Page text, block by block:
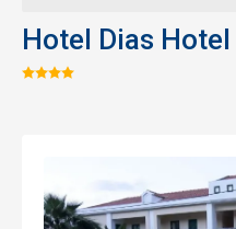
Hotel Dias
Hodnotenie: